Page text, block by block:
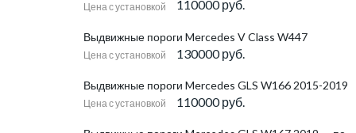
Цена с установкой 110000 руб.
Выдвижные пороги Mercedes V Class W447
Цена с установкой 130000 руб.
Выдвижные пороги Mercedes GLS W166 2015-2019
Цена с установкой 110000 руб.